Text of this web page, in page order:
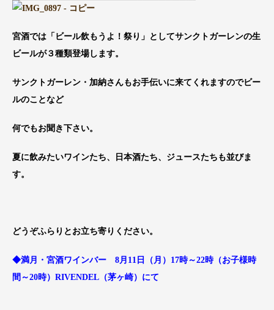
宮酒では「ビール飲もうよ！祭り」としてサンクトガーレンの生
ビールが３種類登場します。
サンクトガーレン・加納さんもお手伝いに来てくれますのでビー
ルのことなど
何でもお聞き下さい。
夏に飲みたいワインたち、日本酒たち、ジュースたちも並びま
す。
どうぞふらりとお立ち寄りください。
◆満月・宮酒ワインバー 8月11日（月）17時～22時（お子様時
間～20時）RIVENDEL（茅ヶ崎）にて